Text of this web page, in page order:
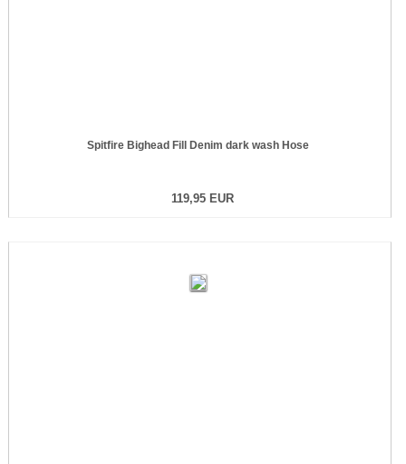
Spitfire Bighead Fill Denim dark wash Hose
119,95 EUR